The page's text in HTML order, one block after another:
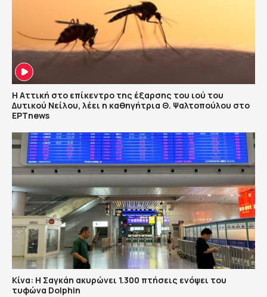
Η Αττική στο επίκεντρο της έξαρσης του ιού του
Δυτικού Νείλου, λέει η καθηγήτρια Θ. Ψαλτοπούλου στο
ΕΡΤnews
Κίνα: Η Σαγκάη ακυρώνει 1.300 πτήσεις ενόψει του
τυφώνα Dolphin